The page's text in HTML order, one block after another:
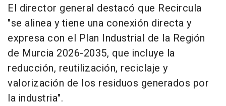
El director general destacó que Recircula
"se alinea y tiene una conexión directa y
expresa con el Plan Industrial de la Región
de Murcia 2026-2035, que incluye la
reducción, reutilización, reciclaje y
valorización de los residuos generados por
la industria".